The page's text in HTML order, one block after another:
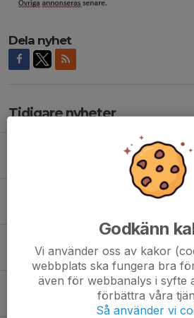
Dela nyhet
Tidigare nyheter
Årsmöte, Österfärnebo IF
ÖFIF motion, årsmöte
10 jan, 09:27
Årets Allemansluff avslutad
19 jul 2025
Godkänn
Vi använder oss av kakor
webbplats ska fungera bra
även för webbanalys i syfte
förbättra våra
Så använder vi